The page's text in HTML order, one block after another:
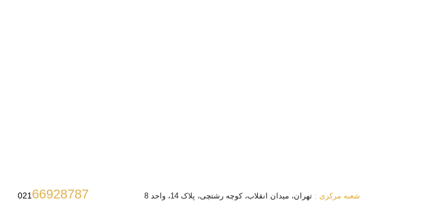
شعبه مرکزی : تهران، میدان انقلاب، کوچه رشتچی، پلاک 14، واحد 8
021 66928787